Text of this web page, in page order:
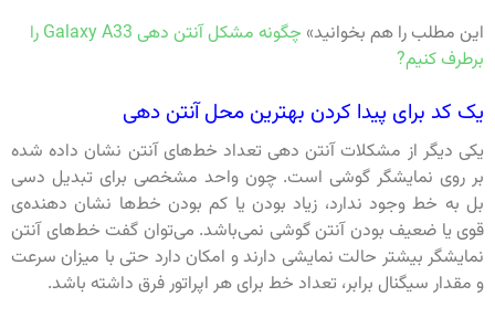
این مطلب را هم بخوانید»
چگونه مشکل آنتن دهی Galaxy A33 را
برطرف کنیم?
یک کد برای پیدا کردن بهترین محل آنتن دهی
یکی دیگر از مشکلات آنتن دهی تعداد خط‌های آنتن نشان داده شده
بر روی نمایشگر گوشی است. چون واحد مشخصی برای تبدیل دسی
بل به خط وجود ندارد، زیاد بودن یا کم بودن خط‌ها نشان دهنده‌ی
قوی یا ضعیف بودن آنتن گوشی نمی‌باشد. می‌توان گفت خط‌های آنتن
نمایشگر بیشتر حالت نمایشی دارند و امکان دارد حتی با میزان سرعت
و مقدار سیگنال برابر، تعداد خط برای هر اپراتور فرق داشته باشد.